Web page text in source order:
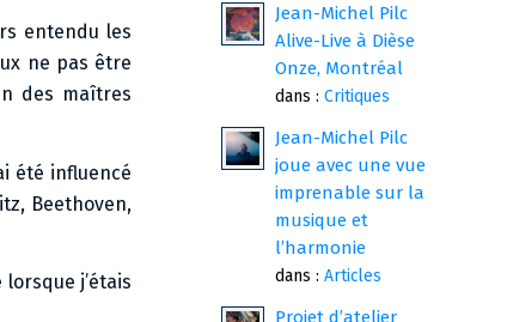
entendu les
ne pas être
des maîtres
été influencé
Beethoven,
j’étais
Jean-Michel Pilc
Alive-Live à Dièse
Onze, Montréal
dans : Critiques
Jean-Michel Pilc
joue avec une vue
imprenable sur la
musique et
l’harmonie
dans : Articles
Projet d’atelier